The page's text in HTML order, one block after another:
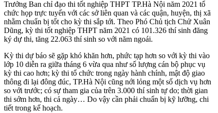
Trưởng Ban chỉ đạo thi tốt nghiệp THPT TP.Hà Nội năm 2021 tổ
chức họp trực tuyến với các sở liên quan và các quận, huyện, thị xã
nhằm chuẩn bị tốt cho kỳ thi sắp tới. Theo Phó Chủ tịch Chử Xuân
Dũng, kỳ thi tốt nghiệp THPT năm 2021 có 101.326 thí sinh đăng
ký dự thi, tăng 22.063 thí sinh so với năm ngoái.
Kỳ thi dự báo sẽ gặp khó khăn hơn, phức tạp hơn so với kỳ thi vào
lớp 10 diễn ra giữa tháng 6 vừa qua như số lượng cán bộ phục vụ
kỳ thi cao hơn; kỳ thi tổ chức trong ngày hành chính, mật độ giao
thông đi lại đông đúc, TP.Hà Nội cũng nới lỏng một số dịch vụ hơn
so với trước; có sự tham gia của trên 3.000 thí sinh tự do; thời gian
thi sớm hơn, thi cả ngày… Do vậy cần phải chuẩn bị kỹ lưỡng, chi
tiết trong kế hoạch.